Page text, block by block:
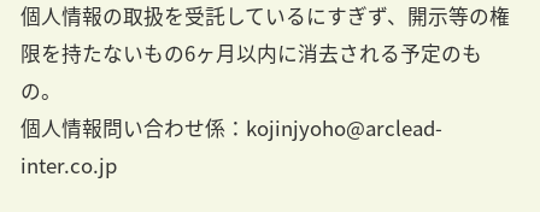
個人情報の取扱を受託しているにすぎず、開示等の権
限を持たないもの6ヶ月以内に消去される予定のも
の。
個人情報問い合わせ係：kojinjyoho@arclead-
inter.co.jp